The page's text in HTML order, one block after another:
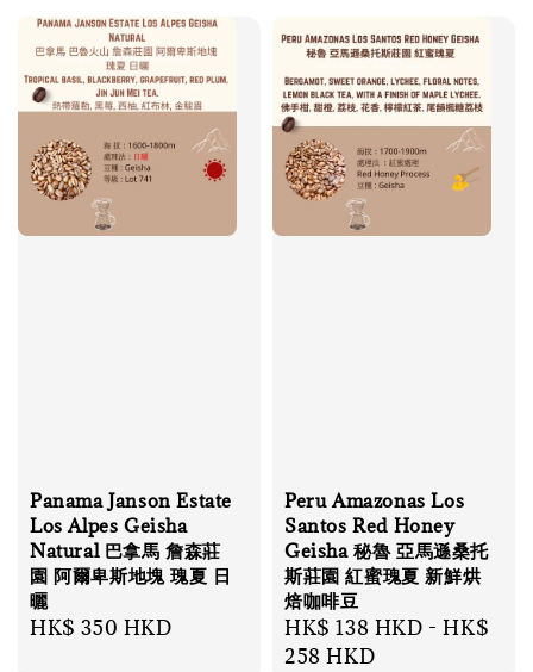
Panama Janson Estate
Los Alpes Geisha
Natural 巴拿馬 詹森莊
園 阿爾卑斯地塊 瑰夏 日
曬
Regular
HK$ 350 HKD
Peru Amazonas Los
Santos Red Honey
Geisha 秘魯 亞馬遜桑托
斯莊園 紅蜜瑰夏 新鮮烘
焙咖啡豆
Regular
price
HK$ 138 HKD -HK$
258 HKD